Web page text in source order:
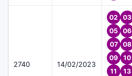
2740 14/02/2023
02
03
05
06
07
08
09
10
11
13